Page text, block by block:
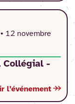
12 novembre
Collégial -
l’événement